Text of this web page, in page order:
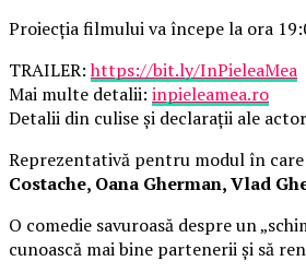
Proiecția filmului va începe la ora
TRAILER:https://bit.ly/InPieleaMea
Mai multe detalii: inpieleamea.ro
Detalii din culise și declarații ale
Reprezentativă pentru modul în
Costache, Oana Gherman, Vlad
O comedie savuroasă despre un
cunoască mai bine partenerii și să